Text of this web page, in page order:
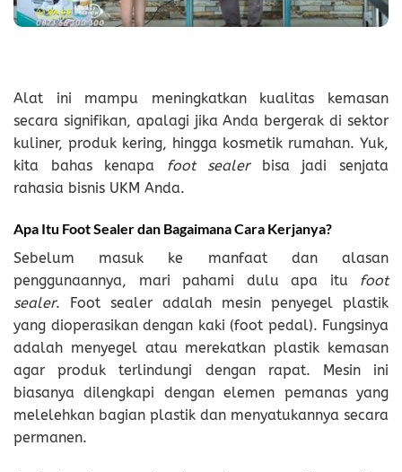
Alat ini mampu meningkatkan kualitas kemasan
secara signifikan, apalagi jika Anda bergerak di sektor
kuliner, produk kering, hingga kosmetik rumahan. Yuk,
kita bahas kenapa foot sealerbisa jadi senjata
rahasia bisnis UKM Anda.
Apa Itu Foot Sealer dan Bagaimana Cara Kerjanya?
Sebelum masuk ke manfaat dan alasan
penggunaannya, mari pahami dulu apa itu foot
sealer. Foot sealer adalah mesin penyegel plastik
yang dioperasikan dengan kaki (foot pedal). Fungsinya
adalah menyegel atau merekatkan plastik kemasan
agar produk terlindungi dengan rapat. Mesin ini
biasanya dilengkapi dengan elemen pemanas yang
melelehkan bagian plastik dan menyatukannya secara
permanen.